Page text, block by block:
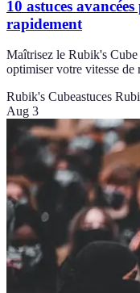
10 astuces
rapidement
Maîtrisez le Rubik's Cube
optimiser votre vitesse de
Rubik's Cubeastuces
Aug 3